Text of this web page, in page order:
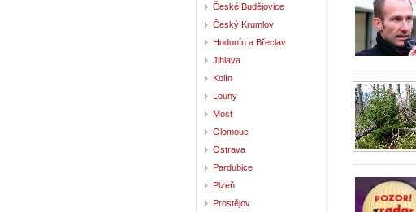
České Budějovice
Český Krumlov
Hodonín a Břeclav
Jihlava
Kolín
Louny
Most
Olomouc
Ostrava
Pardubice
Plzeň
Prostějov